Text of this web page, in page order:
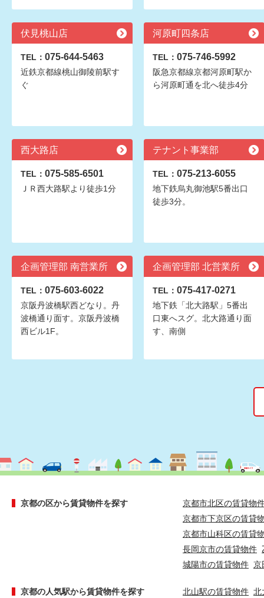
伏見桃山店
TEL： 075-644-5463
近鉄京都線桃山御陵前駅す
ぐ
河原町四条店
TEL： 075-746-5992
阪急京都線京都河原町駅か
ら河原町通を北へ徒歩4分
西大路店
TEL： 075-585-6501
ＪＲ西大路駅より徒歩1分
テナント事業部
TEL： 075-213-6055
地下鉄烏丸御池駅5番出口
徒歩3分。
企画管理部 南営業所
TEL： 075-603-6022
京阪丹波橋駅西どなり。丹
波橋通り面す。京阪丹波橋
西ビル1F。
企画管理部 北営業所
TEL： 075-417-0271
地下鉄「北大路駅」5番出
口東へスグ。北大路通り面
す、南側
京都の区から賃貸物件を探す
京都市北区の賃貸物
京都市下京区の賃貸
京都市山科区の賃貸
長岡京市の賃貸物件
城陽市の賃貸物件 京
京都の人気駅から賃貸物件を探す 北山駅の賃貸物件 北